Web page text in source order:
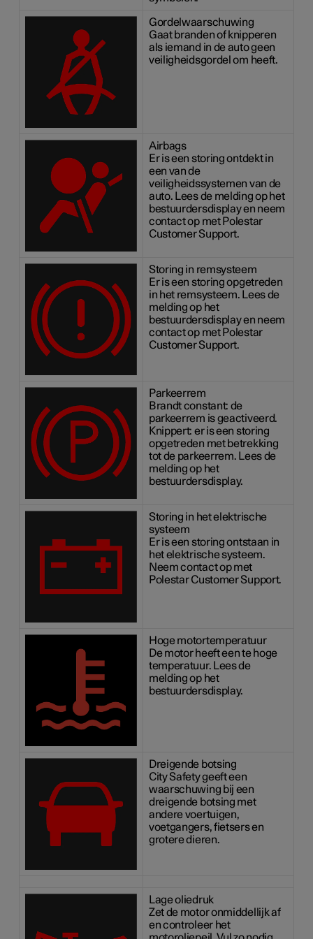
Gordelwaarschuwing
Gaat branden of knipperen
als iemand in de auto geen
veiligheidsgordel om heeft.
Airbags
Er is een storing ontdekt in
een van de
veiligheidssystemen van de
auto. Lees de melding op het
bestuurdersdisplay en neem
contact op met Polestar
Customer Support.
Storing in remsysteem
Er is een storing opgetreden
in het remsysteem. Lees de
melding op het
bestuurdersdisplay en neem
contact op met Polestar
Customer Support.
Parkeerrem
Brandt constant: de
parkeerrem is geactiveerd.
Knippert: er is een storing
opgetreden met betrekking
tot de parkeerrem. Lees de
melding op het
bestuurdersdisplay.
Storing in het elektrische
systeem
Er is een storing ontstaan in
het elektrische systeem.
Neem contact op met
Polestar Customer Support.
Hoge motortemperatuur
De motor heeft een te hoge
temperatuur. Lees de
melding op het
bestuurdersdisplay.
Dreigende botsing
City Safety geeft een
waarschuwing bij een
dreigende botsing met
andere voertuigen,
voetgangers, fietsers en
grotere dieren.
Lage oliedruk
Zet de motor onmiddellijk af
en controleer het